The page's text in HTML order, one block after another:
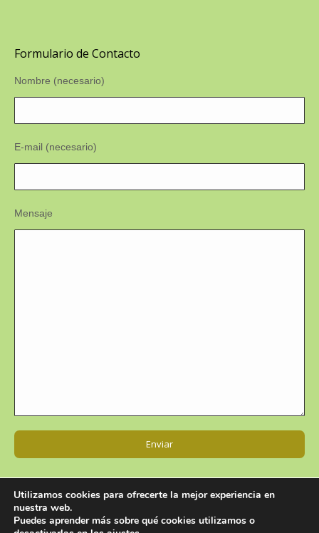
Formulario de Contacto
Nombre (necesario)
E-mail (necesario)
Mensaje
Utilizamos cookies para ofrecerte la mejor experiencia en
nuestra web.
Puedes aprender más sobre qué cookies utilizamos o